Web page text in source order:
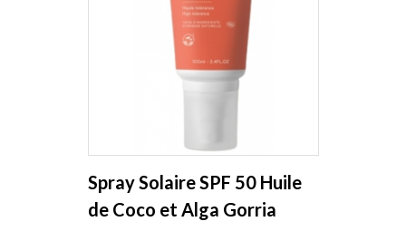
Spray Solaire SPF 50 Huile
de Coco et Alga Gorria